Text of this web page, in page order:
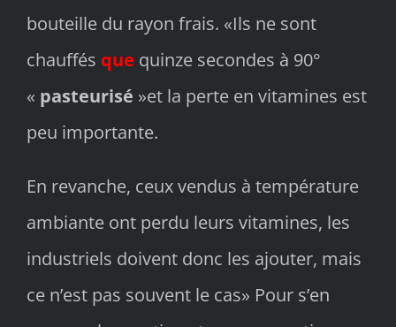
bouteille du rayon frais. «Ils ne sont
chauffés que quinze secondes à 90°
« pasteurisé »et la perte en vitamines est
peu importante.
En revanche, ceux vendus à température
ambiante ont perdu leurs vitamines, les
industriels doivent donc les ajouter, mais
ce n’est pas souvent le cas» Pour s’en